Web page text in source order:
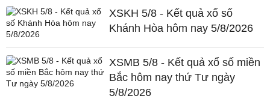
XSKH 5/8 - Kết quả xổ số
Khánh Hòa hôm nay 5/8/2026
XSMB 5/8 - Kết quả xổ số miền
Bắc hôm nay thứ Tư ngày
5/8/2026